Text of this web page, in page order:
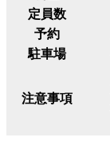
定員数
予約
駐車場
注意事項